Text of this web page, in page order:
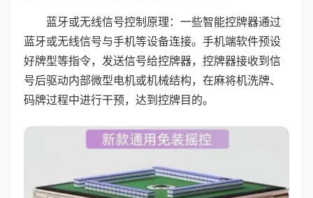
蓝牙或无线信号控制原理：一些智能控牌器通过
蓝牙或无线信号与手机等设备连接。手机端软件预设
好牌型等指令，发送信号给控牌器，控牌器接收到信
号后驱动内部微型电机或机械结构，在麻将机洗牌、
码牌过程中进行干预，达到控牌目的。